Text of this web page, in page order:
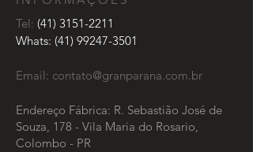
Tel: (41) 3151-2211
Whats: (41) 99247-3501
Email: contato@granparana.com.br
Endereço Fábrica: R. Sebastião José de
Souza, 178 - Vila Maria do Rosario,
Colombo - PR